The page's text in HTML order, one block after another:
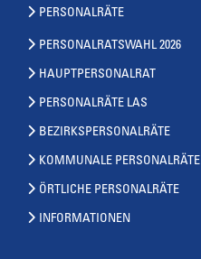
PERSONALRÄTE
PERSONALRATSWAHL 2026
HAUPTPERSONALRAT
PERSONALRÄTE LAS
BEZIRKSPERSONALRÄTE
KOMMUNALE PERSONALRÄTE
ÖRTLICHE PERSONALRÄTE
INFORMATIONEN